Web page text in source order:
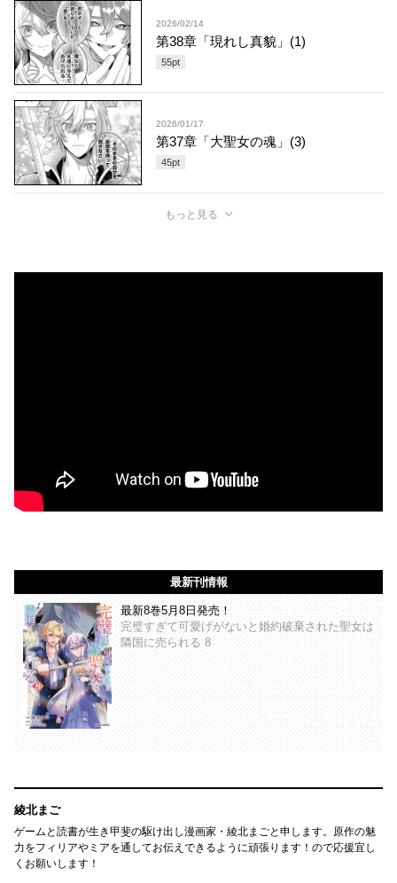
2026/02/14
第38章「現れし真貌」(1)
55pt
2026/01/17
第37章「大聖女の魂」(3)
45pt
もっと見る
最新刊情報
最新8巻5月8日発売！
完璧すぎて可愛げがないと婚約破棄された聖女は
隣国に売られる 8
綾北まご
ゲームと読書が生き甲斐の駆け出し漫画家・綾北まごと申します。原作の魅
力をフィリアやミアを通してお伝えできるように頑張ります！ので応援宜し
くお願いします！